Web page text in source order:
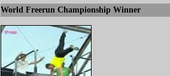
World Freerun Championship Winner